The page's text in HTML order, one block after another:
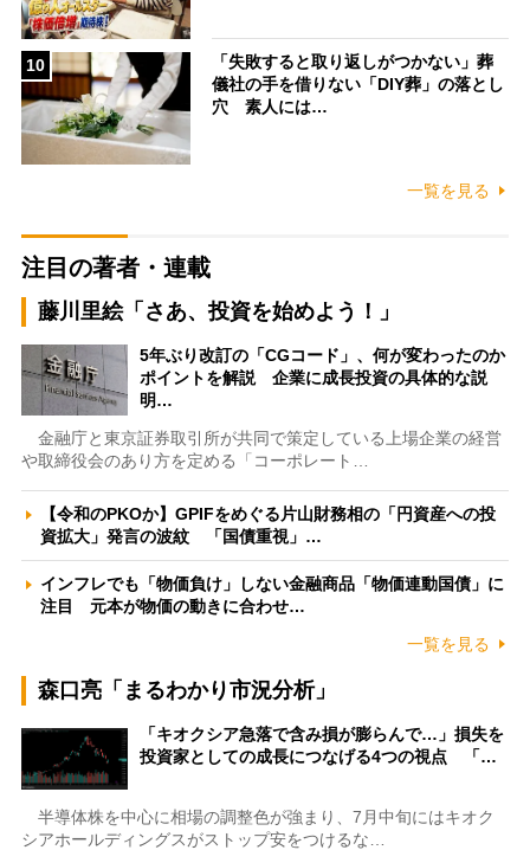
10
「失敗すると取り返しがつかない」葬
儀社の手を借りない「DIY葬」の落とし
穴 素人には…
一覧を見る
注目の著者・連載
藤川里絵「さあ、投資を始めよう！」
5年ぶり改訂の「CGコード」、何が変わったのか
ポイントを解説 企業に成長投資の具体的な説
明…
金融庁と東京証券取引所が共同で策定している上場企業の経営
や取締役会のあり方を定める「コーポレート…
【令和のPKOか】GPIFをめぐる片山財務相の「円資産への投
資拡大」発言の波紋 「国債重視」…
インフレでも「物価負け」しない金融商品「物価連動国債」に
注目 元本が物価の動きに合わせ…
一覧を見る
森口亮「まるわかり市況分析」
「キオクシア急落で含み損が膨らんで…」損失を
投資家としての成長につなげる4つの視点 「…
半導体株を中心に相場の調整色が強まり、7月中旬にはキオク
シアホールディングスがストップ安をつけるな…